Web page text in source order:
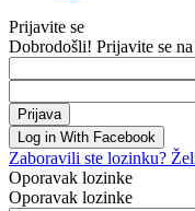
Prijavite se
Dobrodošli! Prijavite se na
Log in With Facebook
Zaboravili ste lozinku?
Oporavak lozinke
Oporavak lozinke